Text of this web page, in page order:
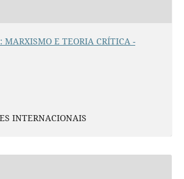
E TEORIA CRÍTICA -
INTERNACIONAIS